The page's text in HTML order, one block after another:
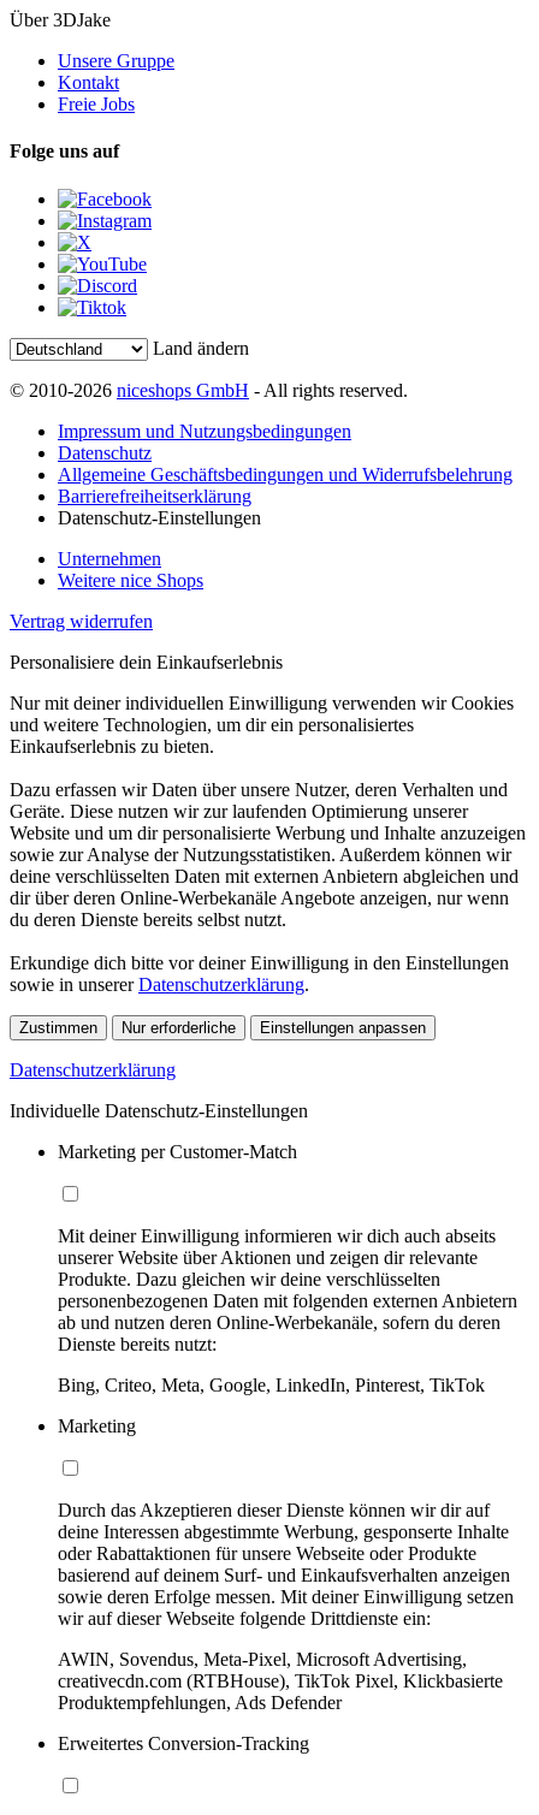
Über 3DJake
Unsere Gruppe
Kontakt
Freie Jobs
Folge uns auf
Land ändern
© 2010-2026 niceshops GmbH - All rights reserved.
Impressum und Nutzungsbedingungen
Datenschutz
Allgemeine Geschäftsbedingungen und Widerrufsbelehrung
Barrierefreiheitserklärung
Datenschutz-Einstellungen
Unternehmen
Weitere nice Shops
Vertrag widerrufen
Personalisiere dein Einkaufserlebnis
Nur mit deiner individuellen Einwilligung verwenden wir Cookies
und weitere Technologien, um dir ein personalisiertes
Einkaufserlebnis zu bieten.
Dazu erfassen wir Daten über unsere Nutzer, deren Verhalten und
Geräte. Diese nutzen wir zur laufenden Optimierung unserer
Website und um dir personalisierte Werbung und Inhalte anzuzeigen
sowie zur Analyse der Nutzungsstatistiken. Außerdem können wir
deine verschlüsselten Daten mit externen Anbietern abgleichen und
dir über deren Online-Werbekanäle Angebote anzeigen, nur wenn
du deren Dienste bereits selbst nutzt.
Erkundige dich bitte vor deiner Einwilligung in den Einstellungen
sowie in unsererDatenschutzerklärung.
Zustimmen Nur erforderliche Einstellungen anpassen
Datenschutzerklärung
Individuelle Datenschutz-Einstellungen
Marketing per Customer-Match
Mit deiner Einwilligung informieren wir dich auch abseits
unserer Website über Aktionen und zeigen dir relevante
Produkte. Dazu gleichen wir deine verschlüsselten
personenbezogenen Daten mit folgenden externen Anbietern
ab und nutzen deren Online-Werbekanäle, sofern du deren
Dienste bereits nutzt:
Bing, Criteo, Meta, Google, LinkedIn, Pinterest, TikTok
Marketing
Durch das Akzeptieren dieser Dienste können wir dir auf
deine Interessen abgestimmte Werbung, gesponserte Inhalte
oder Rabattaktionen für unsere Webseite oder Produkte
basierend auf deinem Surf- und Einkaufsverhalten anzeigen
sowie deren Erfolge messen. Mit deiner Einwilligung setzen
wir auf dieser Webseite folgende Drittdienste ein:
AWIN, Sovendus, Meta-Pixel, Microsoft Advertising,
creativecdn.com (RTBHouse), TikTok Pixel, Klickbasierte
Produktempfehlungen, Ads Defender
Erweitertes Conversion-Tracking